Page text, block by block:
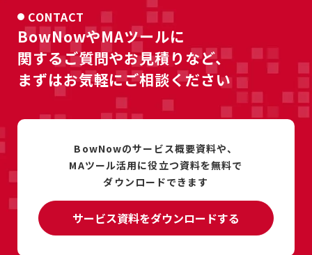
CONTACT
BowNowやMAツールに
関するご質問やお見積りなど、
まずはお気軽にご相談ください
BowNowのサービス概要資料や、
MAツール活用に役立つ資料を無料で
ダウンロードできます
サービス資料をダウンロードする